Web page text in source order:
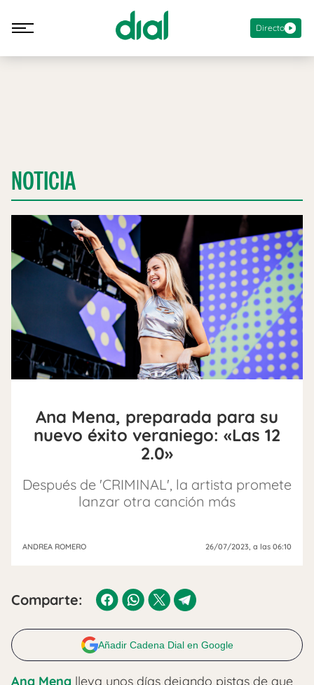
Directo
NOTICIA
Ana Mena, preparada para su
nuevo éxito veraniego: «Las 12
2.0»
Después de 'CRIMINAL', la artista promete
lanzar otra canción más
ANDREA ROMERO 26/07/2023, a las 06:10
Comparte:
Añadir Cadena Dial en Google
Ana Mena lleva unos días dejando pistas de que